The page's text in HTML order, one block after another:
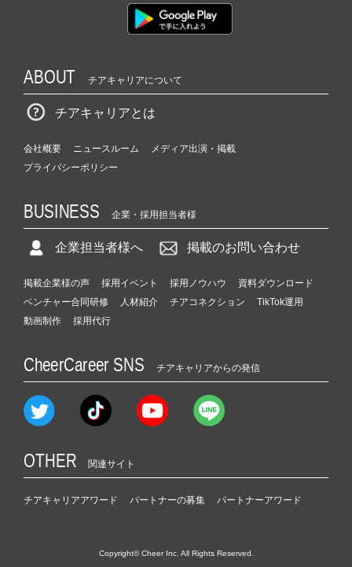
ABOUT チアキャリアについて
チアキャリアとは
会社概要 ニュースルーム
メディア出演・掲載
プライバシーポリシー
BUSINESS 企業・採用担当者様
企業担当者様へ 掲載のお問い合わせ
掲載企業様の声 採用イベント 採用ノウハウ
資料ダウンロード
ベンチャー合同研修
人材紹介 チアコネクション
TikTok運用
動画制作
採用代行
CheerCareer SNS チアキャリアからの発信
OTHER 関連サイト
チアキャリアアワード パートナーの募集 パートナーアワード
Copyright© Cheer Inc. All Rights Reserved.